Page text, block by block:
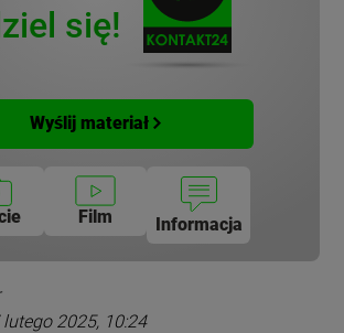
zamieszczonych w programach oraz na stronach
Media Sp. z o.o. jest zabronione.
się!
Wyślij materiał
Film Informacja
lutego 2025, 10:24